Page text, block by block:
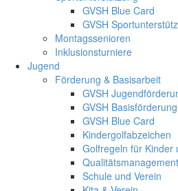
GVSH Blue Card
GVSH
Montagssenioren
Inklusionsturniere
Jugend
Förderung & Basisarbeit
GVSH
GVSH Basisförderung
GVSH Blue Card
Kindergolfabzeichen
Golfregeln für Kinder
Schule und Verein